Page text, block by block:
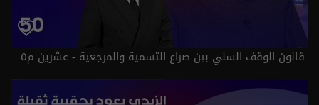
قانون الوقف السني بين صراع التسمية والمرجعية - عشرين م٥
- الحلقة ٥٠ | الموسم 5